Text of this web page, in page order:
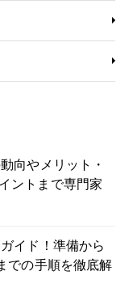
向やメリット・
ントまで専門家
イド！準備から
での手順を徹底解